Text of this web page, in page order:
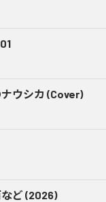
ウシカ (Cover)
ど (2026)